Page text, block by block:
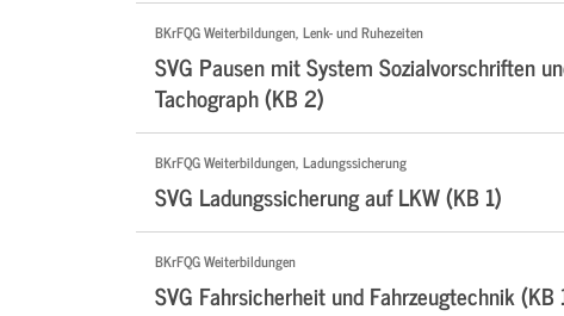
BKrFQG Weiterbildungen, Lenk- und Ruhezeiten
SVG Pausen mit System Sozialvorschriften
Tachograph (KB 2)
BKrFQG Weiterbildungen, Ladungssicherung
SVG Ladungssicherung auf LKW (KB 1)
BKrFQG Weiterbildungen
SVG Fahrsicherheit und Fahrzeugtechnik (KB